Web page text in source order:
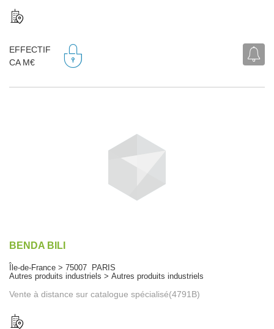
EFFECTIF
CA M€
BENDA BILI
Île-de-France > 75007 PARIS
Autres produits industriels > Autres produits industriels
Vente à distance sur catalogue spécialisé(4791B)